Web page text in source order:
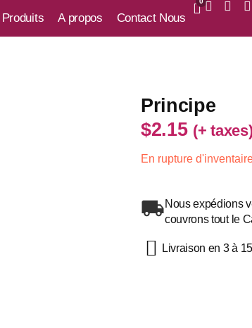
Produits A propos Contact Nous
Principe
$2.15 (+
En rupture
Nous expédions
couvrons tout le
Livraison en 3 à